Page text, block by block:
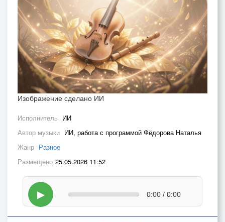
Изображение сделано ИИ
Исполнитель ИИ
Автор музыки ИИ, работа с программой Фёдорова Наталья
Жанр Разное
Размещено 25.05.2026 11:52
▶ 0:00 / 0:00